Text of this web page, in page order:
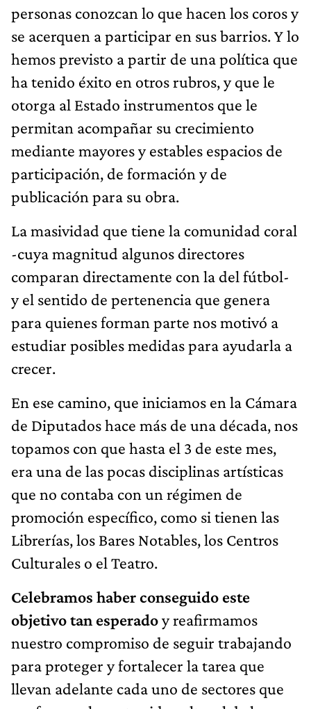
personas conozcan lo que hacen los coros y
se acerquen a participar en sus barrios. Y lo
hemos previsto a partir de una política que
ha tenido éxito en otros rubros, y que le
otorga al Estado instrumentos que le
permitan acompañar su crecimiento
mediante mayores y estables espacios de
participación, de formación y de
publicación para su obra.
La masividad que tiene la comunidad coral
-cuya magnitud algunos directores
comparan directamente con la del fútbol-
y el sentido de pertenencia que genera
para quienes forman parte nos motivó a
estudiar posibles medidas para ayudarla a
crecer.
En ese camino, que iniciamos en la Cámara
de Diputados hace más de una década, nos
topamos con que hasta el 3 de este mes,
era una de las pocas disciplinas artísticas
que no contaba con un régimen de
promoción específico, como si tienen las
Librerías, los Bares Notables, los Centros
Culturales o el Teatro.
Celebramos haber conseguido este
objetivo tan esperadoy reafirmamos
nuestro compromiso de seguir trabajando
para proteger y fortalecer la tarea que
llevan adelante cada uno de sectores que